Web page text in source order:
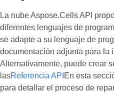
La nube Aspose.Cells API
diferentes lenguajes de
se adapte a su lenguaje de
documentación adjunta para la
Alternativamente, puede crear
lasReferencia API En esta
para detallar el proceso de